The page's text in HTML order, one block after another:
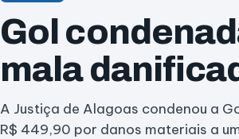
Gol
mala
A Justiça de Alagoas condenou a
R$ 449,90 por danos materiais a